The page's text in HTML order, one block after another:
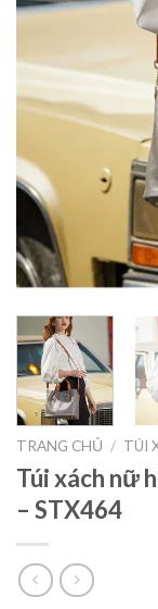
TRANG CHỦ / TÚI
Túi xách nữ
– STX464